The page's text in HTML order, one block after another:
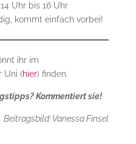
Uhr bis 16 Uhr
kommt einfach vorbei!
ihr im
Uni (hier) finden.
Kommentiert sie!
Beitragsbild: Vanessa Finsel